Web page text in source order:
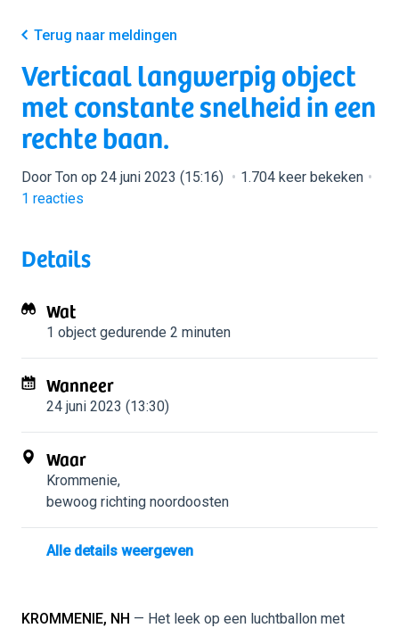
Terug naar meldingen
Verticaal langwerpig object
met constante snelheid in een
rechte baan.
Door Ton op 24 juni 2023 (15:16)
1.704 keer bekeken
1 reacties
Details
Wat
1 object gedurende 2 minuten
Wanneer
24 juni 2023 (13:30)
Waar
Krommenie,
bewoog richting noordoosten
Alle details weergeven
KROMMENIE, NH — Het leek op een luchtballon met